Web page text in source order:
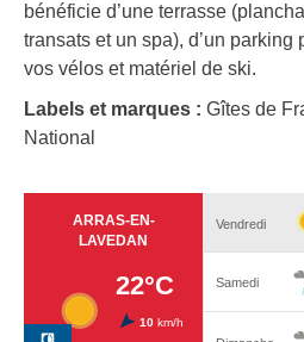
bénéficie d’une terrasse
transats et un spa), d’un parking
vos vélos et matériel de ski.
Labels et marques : Gîtes de
National